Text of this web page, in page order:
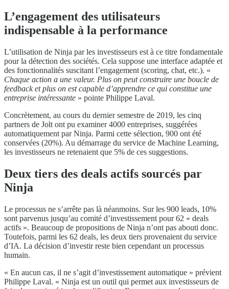
L’engagement des utilisateurs
indispensable à la performance
L’utilisation de Ninja par les investisseurs est à ce titre fondamentale
pour la détection des sociétés. Cela suppose une interface adaptée et
des fonctionnalités suscitant l’engagement (scoring, chat, etc.). «
Chaque action a une valeur. Plus on peut construire une boucle de
feedback et plus on est capable d’apprendre ce qui constitue une
entreprise intéressante » pointe Philippe Laval.
Concrètement, au cours du dernier semestre de 2019, les cinq
partners de Jolt ont pu examiner 4000 entreprises, suggérées
automatiquement par Ninja. Parmi cette sélection, 900 ont été
conservées (20%). Au démarrage du service de Machine Learning,
les investisseurs ne retenaient que 5% de ces suggestions.
Deux tiers des deals actifs sourcés par
Ninja
Le processus ne s’arrête pas là néanmoins. Sur les 900 leads, 10%
sont parvenus jusqu’au comité d’investissement pour 62 « deals
actifs ». Beaucoup de propositions de Ninja n’ont pas abouti donc.
Toutefois, parmi les 62 deals, les deux tiers provenaient du service
d’IA. La décision d’investir reste bien cependant un processus
humain.
« En aucun cas, il ne s’agit d’investissement automatique » prévient
Philippe Laval. « Ninja est un outil qui permet aux investisseurs de